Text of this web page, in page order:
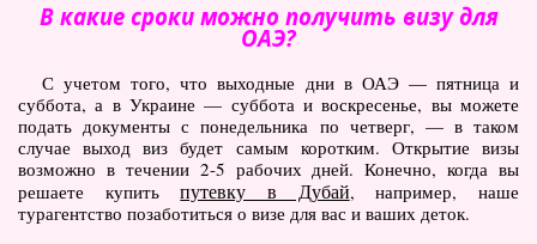
В какие сроки можно получить визу для
ОАЭ?
С учетом того, что выходные дни в ОАЭ — пятница и
суббота, а в Украине — суббота и воскресенье, вы можете
подать документы с понедельника по четверг, — в таком
случае выход виз будет самым коротким. Открытие визы
возможно в течении 2-5 рабочих дней. Конечно, когда вы
решаете купитьпутевку в Дубай, например, наше
турагентство позаботиться о визе для вас и ваших деток.